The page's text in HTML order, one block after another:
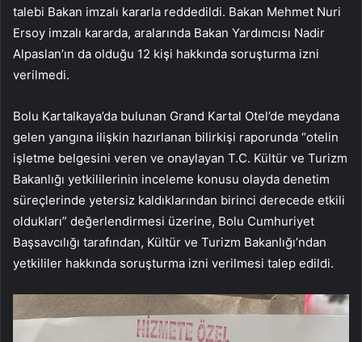
talebi Bakan imzalı kararla reddedildi. Bakan Mehmet Nuri
Ersoy imzalı kararda, aralarında Bakan Yardımcısı Nadir
Alpaslan’ın da olduğu 12 kişi hakkında soruşturma izni
verilmedi.
Bolu Kartalkaya’da bulunan Grand Kartal Otel’de meydana
gelen yangına ilişkin hazırlanan bilirkişi raporunda “otelin
işletme belgesini veren ve onaylayan T.C. Kültür ve Turizm
Bakanlığı yetkililerinin inceleme konusu olayda denetim
süreçlerinde yetersiz kaldıklarından birinci derecede etkili
oldukları” değerlendirmesi üzerine, Bolu Cumhuriyet
Başsavcılığı tarafından, Kültür ve Turizm Bakanlığı’ndan
yetkililer hakkında soruşturma izni verilmesi talep edildi.